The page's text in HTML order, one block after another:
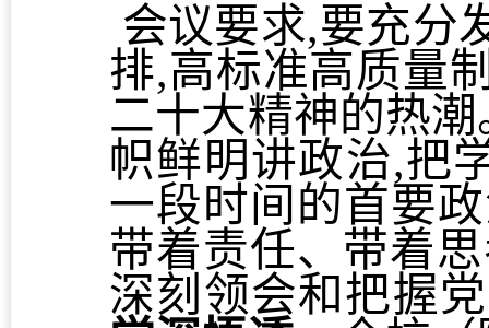
会议要求,要充分
排,高标准高质量
二十大精神的热潮
帜鲜明讲政治,把
一段时间的首要
带着责任、带着
深刻领会和把握